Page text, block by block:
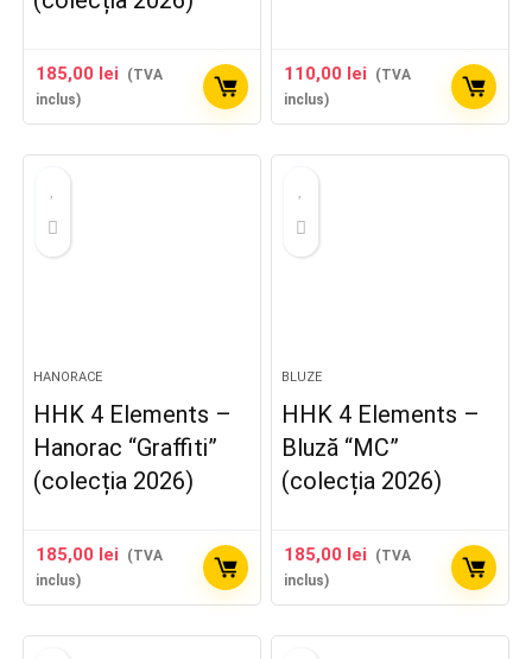
185,00 lei
(TVA
inclus)
110,00 lei
(TVA
inclus)
HANORACE
HHK 4 Elements –
Hanorac “Graffiti”
(colecția 2026)
185,00 lei
(TVA
inclus)
BLUZE
HHK 4 Elements –
Bluză “MC”
(colecția 2026)
185,00 lei
(TVA
inclus)